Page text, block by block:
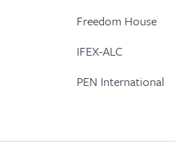
Freedom House
IFEX-ALC
PEN International